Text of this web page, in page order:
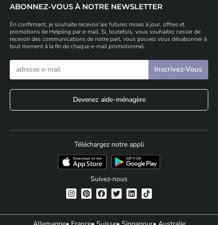
ABONNEZ-VOUS À NOTRE NEWSLETTER
En confirmant, je souhaite recevoir les futures mises à jour, offres et
promotions de Helpling par e-mail. Si, toutefois, vous souhaitez cesser de
recevoir des communications de notre part, vous pouvez vous désabonner à
tout moment à la fin de chaque e-mail promotionnel.
Devenez aide-ménagère
Téléchargez notre appli
Suivez-nous